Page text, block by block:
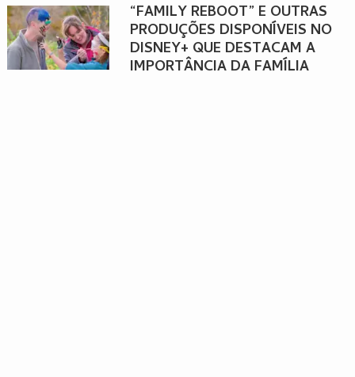
“FAMILY REBOOT” E OUTRAS
PRODUÇÕES DISPONÍVEIS NO
DISNEY+ QUE DESTACAM A
IMPORTÂNCIA DA FAMÍLIA